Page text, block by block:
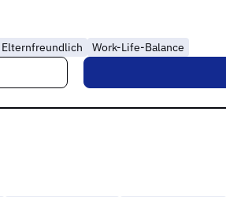
Elternfreundlich Work-Life-Balance